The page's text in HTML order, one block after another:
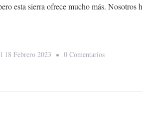
esta sierra ofrece mucho más.
18 Febrero 2023 0 ComentariosEn